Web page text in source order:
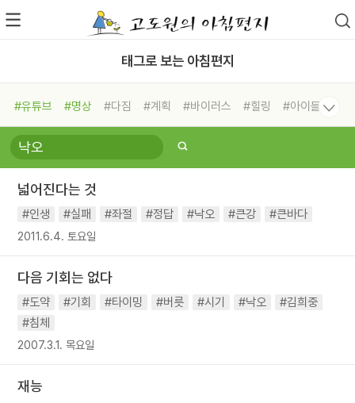
태그로 보는 아침편지
#유튜브 #명상 #다짐 #계획 #바이러스 #힐링
#아이들
#비전캠프
#독서캠프 #삶
#희망
#나눔 #친구 #링컨학교
#독서
#건강 #면역력
넓어진다는 것
#인생 #실패 #좌절 #정답 #낙오 #큰강 #큰바다
2011.6.4. 토요일
다음 기회는 없다
#도약 #기회 #타이밍 #버릇 #시기 #낙오
#김희중
#침체
2007.3.1. 목요일
재능